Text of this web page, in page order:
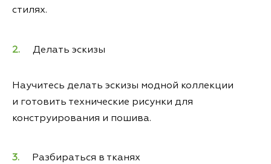
стилях.
Делать эскизы
Научитесь делать эскизы модной коллекции
и готовить технические рисунки для
конструирования и пошива.
Разбираться в тканях